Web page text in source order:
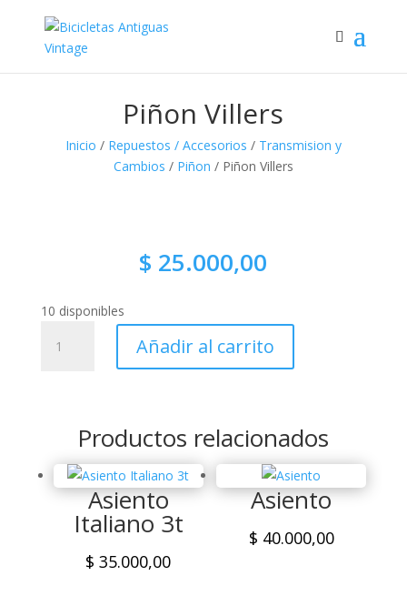
Piñon Villers
Inicio / Repuestos / Accesorios / Transmision y
Cambios / Piñon / Piñon Villers
$ 25.000,00
10 disponibles
Villers
Añadir al carrito
Productos relacionados
Asiento
Italiano 3t
$ 35.000,00
Asiento
$ 40.000,00